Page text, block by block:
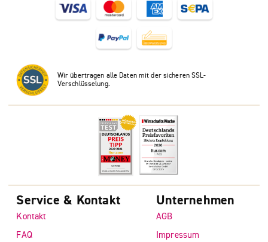
Wir übertragen alle Daten mit der sicheren SSL-
Verschlüsselung.
Service & Kontakt
Kontakt
FAQ
Unternehmen
AGB
Impressum